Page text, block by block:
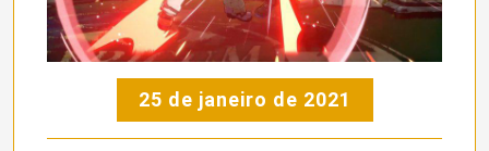
25 de janeiro de 2021